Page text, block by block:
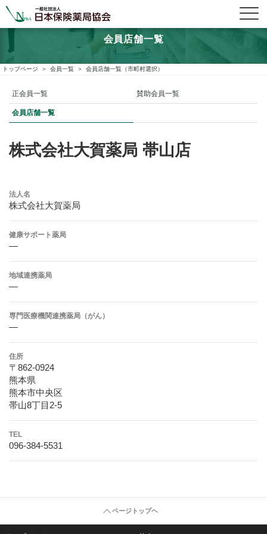
会員店舗一覧
トップページ 会員一覧 会員店舗一覧（市町村選択）
正会員一覧 賛助会員一覧
会員店舗一覧
株式会社大賀薬局 帯山店
法人名
株式会社大賀薬局
健康サポート薬局
―
地域連携薬局
―
専門医療機関連携薬局（がん）
―
住所
〒862-0924
熊本県
熊本市中央区
帯山8丁目2-5
TEL
096-384-5531
ページトップヘ